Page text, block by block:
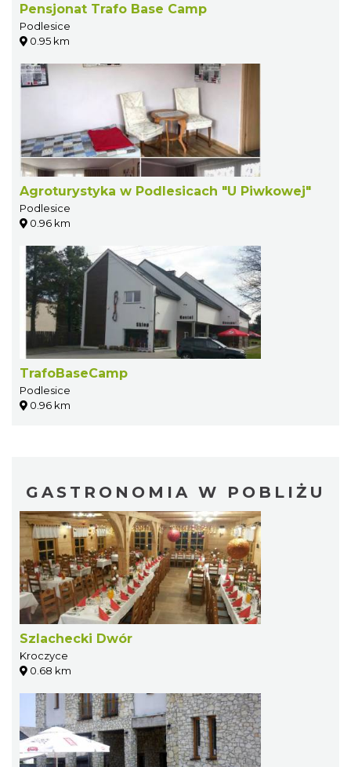
Pensjonat Trafo Base Camp
Podlesice
0.95 km
Agroturystyka w Podlesicach "U Piwkowej"
Podlesice
0.96 km
TrafoBaseCamp
Podlesice
0.96 km
GASTRONOMIA W POBLIŻU
Szlachecki Dwór
Kroczyce
0.68 km